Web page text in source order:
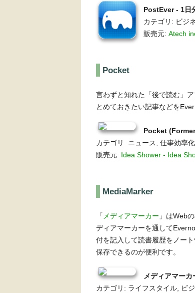
PostEver - 1日
カテゴリ: ビジ
販売元: Atech
Pocket
言わずと知れた「後で読む」
とめておきたい記事などを
Pocket
カテゴリ: ニュース, 仕事効率化
販売元: Idea Shower - Idea
MediaMarker
「 メディアマーカー 」はWeb
ディアマーカーを通して
付を記入して読書履歴をノー
保存できるのが便利です。
メディアマーカ
カテゴリ: ライフスタイル, ビ